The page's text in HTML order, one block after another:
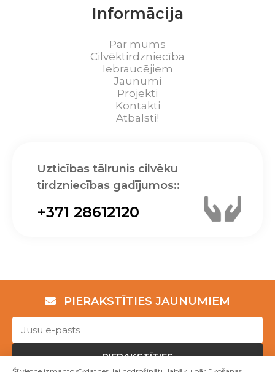
Informācija
Par mums
Cilvēktirdzniecība
Iebraucējiem
Jaunumi
Projekti
Kontakti
Atbalsti!
Uzticības tālrunis cilvēku
tirdzniecības gadījumos::
+371 28612120
PIERAKSTĪTIES JAUNUMIEM
PIERAKSTĪTIES